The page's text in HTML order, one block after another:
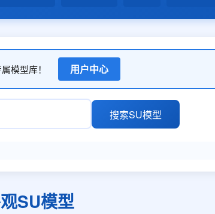
模型库！ 用户中心
搜索SU模型
SU模型